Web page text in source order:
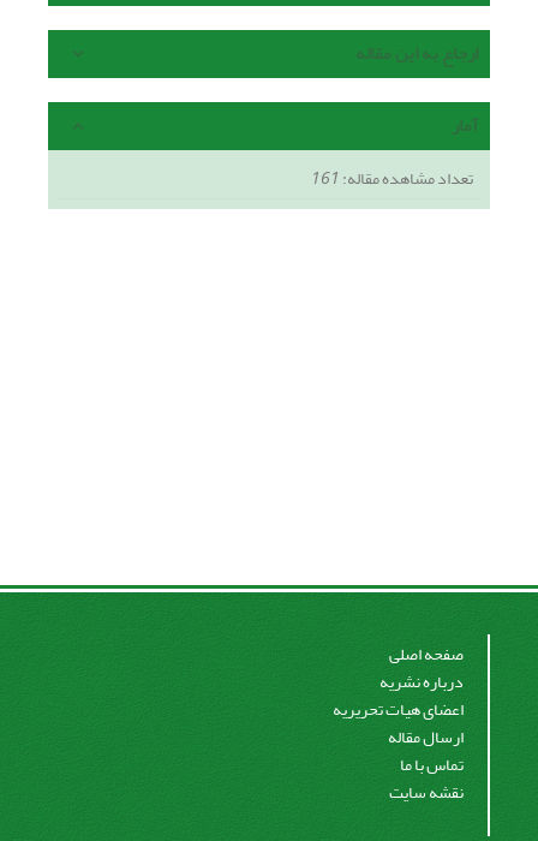
ارجاع به این مقاله
آمار
تعداد مشاهده مقاله:161
صفحه اصلی
درباره نشریه
اعضای هیات تحریریه
ارسال مقاله
تماس با ما
نقشه سایت